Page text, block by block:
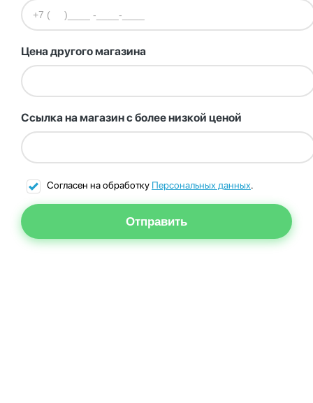
Цена другого магазина
Ссылка на магазин с более низкой ценой
Согласен на обработку Персональных данных.
Отправить